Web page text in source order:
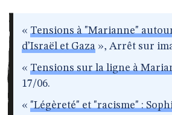
« Tensions à "Marianne"
d’Israël et Gaza », Arrêt sur
« Tensions sur la ligne à
17/06.
« "Légèreté" et "racisme" :